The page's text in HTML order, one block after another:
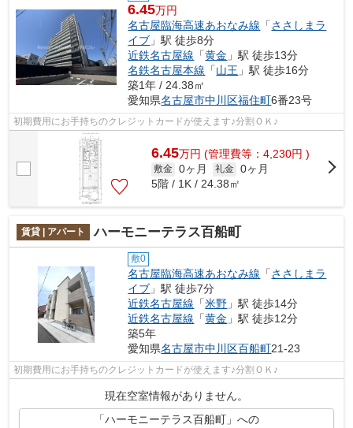
6.45万円
名古屋臨海高速あおなみ線 「ささしまラ
イブ 」駅 徒歩8分
近鉄名古屋線 「黄金 」駅 徒歩13分
名鉄名古屋本線 「山王 」駅 徒歩16分
築1年 / 24.38㎡
愛知県名古屋市中川区福住町6番23号
初期費用にお手持ちのクレジットカードが使えます♪分割ＯＫ♪
6.45万円 (管理費等：4,230円 )
敷金 0ヶ月 礼金 0ヶ月
5階 / 1K / 24.38㎡
賃貸 | アパート ハーモニーテラス百船町
敷0
名古屋臨海高速あおなみ線 「ささしまラ
イブ 」駅 徒歩7分
近鉄名古屋線 「米野 」駅 徒歩14分
近鉄名古屋線 「黄金 」駅 徒歩12分
築5年
愛知県名古屋市中川区百船町21-23
初期費用にお手持ちのクレジットカードが使えます♪分割ＯＫ♪
現在空室情報がありません。
「ハーモニーテラス百船町」への